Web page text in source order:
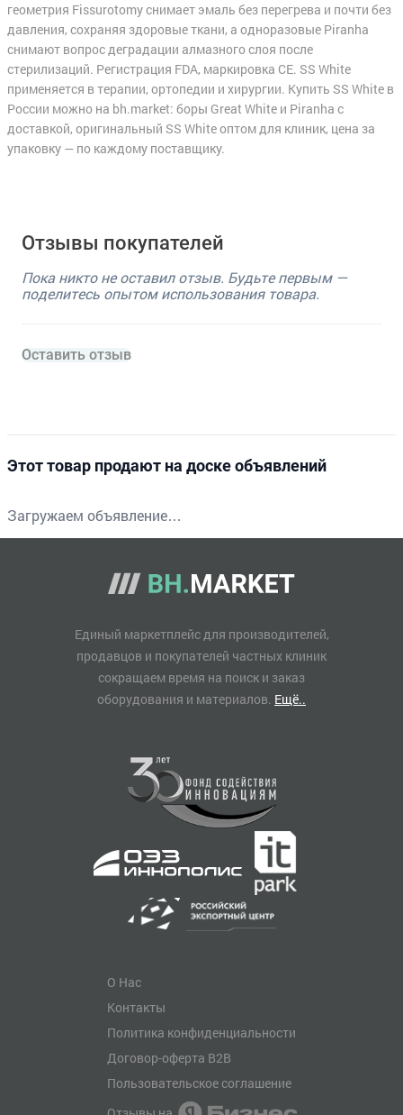
геометрия Fissurotomy снимает эмаль без перегрева и почти без
давления, сохраняя здоровые ткани, а одноразовые Piranha
снимают вопрос деградации алмазного слоя после
стерилизаций. Регистрация FDA, маркировка CE. SS White
применяется в терапии, ортопедии и хирургии. Купить SS White в
России можно на bh.market: боры Great White и Piranha с
доставкой, оригинальный SS White оптом для клиник, цена за
упаковку — по каждому поставщику.
Отзывы покупателей
Пока никто не оставил отзыв. Будьте первым —
поделитесь опытом использования товара.
Оставить отзыв
Этот товар продают на доске объявлений
Загружаем объявление…
Единый маркетплейс для производителей,
продавцов и покупателей частных клиник
сокращаем время на поиск и заказ
оборудования и материалов. Ещё..
О Нас
Контакты
Политика конфиденциальности
Договор-оферта B2B
Пользовательское соглашение